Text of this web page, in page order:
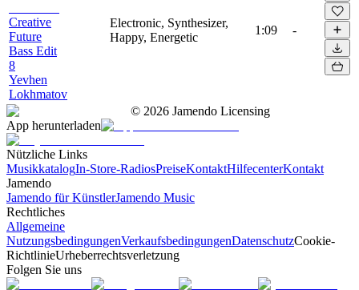
Creative
Future
Bass Edit
8
Yevhen
Lokhmatov
Electronic, Synthesizer,
Happy, Energetic
1:09 -
© 2026 Jamendo Licensing
App herunterladen
Nützliche Links
MusikkatalogIn-Store-RadiosPreiseKontaktHilfecenterKontakt
Jamendo
Jamendo für KünstlerJamendo Music
Rechtliches
Allgemeine
NutzungsbedingungenVerkaufsbedingungenDatenschutzCookie-
RichtlinieUrheberrechtsverletzung
Folgen Sie uns